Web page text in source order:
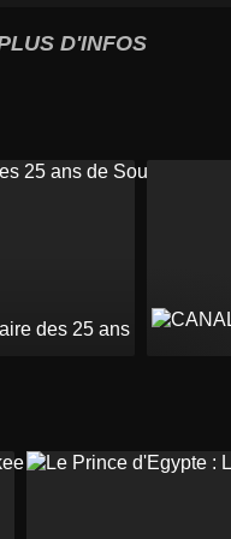
D'INFOS
des 25 ans de South